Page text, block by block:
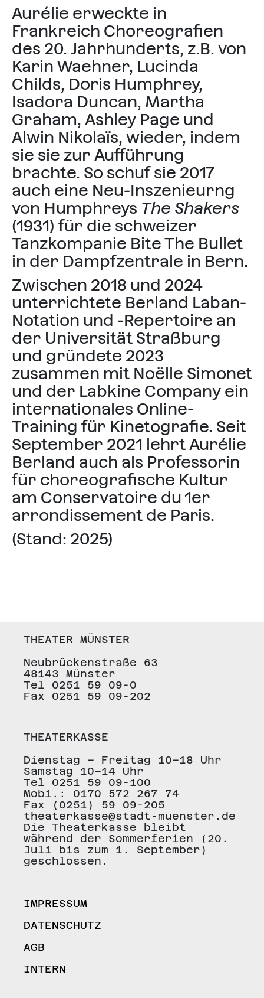
Aurélie erweckte in
Frankreich Choreografien
des 20. Jahrhunderts, z.B. von
Karin Waehner, Lucinda
Childs, Doris Humphrey,
Isadora Duncan, Martha
Graham, Ashley Page und
Alwin Nikolaïs, wieder, indem
sie sie zur Aufführung
brachte. So schuf sie 2017
auch eine Neu-Inszenieurng
von Humphreys The Shakers
(1931) für die schweizer
Tanzkompanie Bite The Bullet
in der Dampfzentrale in Bern.
Zwischen 2018 und 2024
unterrichtete Berland Laban-
Notation und -Repertoire an
der Universität Straßburg
und gründete 2023
zusammen mit Noëlle Simonet
und der Labkine Company ein
internationales Online-
Training für Kinetografie. Seit
September 2021 lehrt Aurélie
Berland auch als Professorin
für choreografische Kultur
am Conservatoire du 1er
arrondissement de Paris.
(Stand: 2025)
THEATER MÜNSTER
Neubrückenstraße 63
48143 Münster
Tel 0251 59 09-0
Fax 0251 59 09-202
THEATERKASSE
Dienstag – Freitag 10–18 Uhr
Samstag 10–14 Uhr
Tel 0251 59 09-100
Mobi.: 0170 572 267 74
Fax (0251) 59 09-205
theaterkasse@stadt-muenster.de
Die Theaterkasse bleibt
während der Sommerferien (20.
Juli bis zum 1. September)
geschlossen.
IMPRESSUM
DATENSCHUTZ
AGB
INTERN